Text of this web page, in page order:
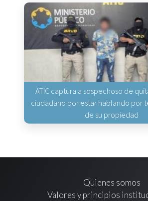
ATIC captura a sospechoso de
ciudadano por estar hablando por
de su propiedad
Quienes somos
Valores y principios